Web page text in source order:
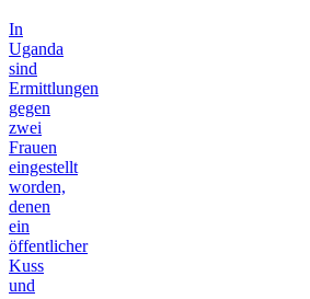
In
Uganda
sind
Ermittlungen
gegen
zwei
Frauen
eingestellt
worden,
denen
ein
öffentlicher
Kuss
und